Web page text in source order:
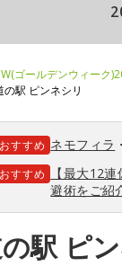
ゴールデンウィーク
の駅 ピンネシリ
おすすめ ネモフィラ ・
おすすめ
【最大12
避術をご紹
駅 ピ